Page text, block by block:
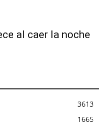
al caer la noche
3613
1665